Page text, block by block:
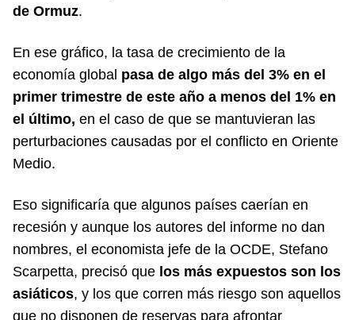
de Ormuz.
En ese gráfico, la tasa de crecimiento de la
economía global pasa de algo más del 3% en el
primer trimestre de este año a menos del 1% en
el último, en el caso de que se mantuvieran las
perturbaciones causadas por el conflicto en Oriente
Medio.
Eso significaría que algunos países caerían en
recesión y aunque los autores del informe no dan
nombres, el economista jefe de la OCDE, Stefano
Scarpetta, precisó que los más expuestos son los
asiáticos, y los que corren más riesgo son aquellos
que no disponen de reservas para afrontar